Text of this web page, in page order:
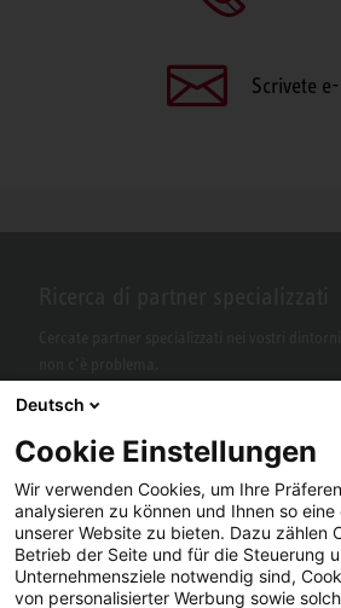
Scrivete
Facebook YouTube
Deutsch
Cookie Einstellungen
Wir verwenden Cookies, um Ihre
analysieren zu können und Ihnen so
unserer Website zu bieten. Dazu zählen
Betrieb der Seite und für die Steuerung
Unternehmensziele notwendig sind,
von personalisierter Werbung sowie